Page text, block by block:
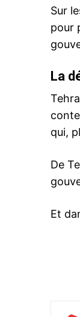
Sur
pour
La
qui,
De
Et